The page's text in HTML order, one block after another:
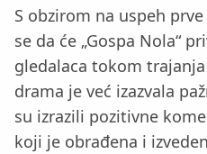
S obzirom na uspeh
se da će „Gospa Nola“
gledalaca tokom
drama je već izazvala
su izrazili pozitivne
koji je obrađena i